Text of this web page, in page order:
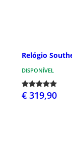
Relógio
DISPONÍVEL
€ 319,90